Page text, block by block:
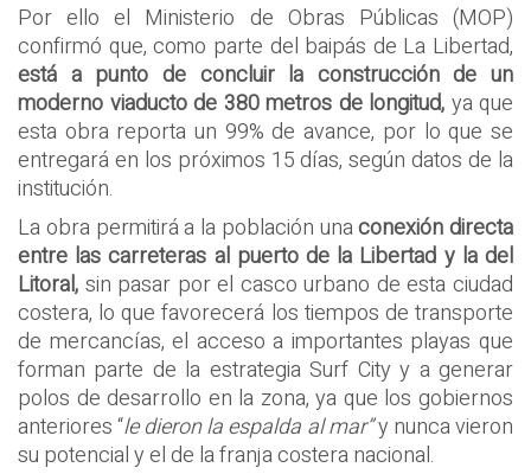
Por ello el Ministerio de Obras Públicas (MOP)
confirmó que, como parte del baipás de La Libertad,
está a punto de concluir la construcción de un
moderno viaducto de 380 metros de longitud, ya que
esta obra reporta un 99% de avance, por lo que se
entregará en los próximos 15 días, según datos de la
institución.
La obra permitirá a la población unaconexión directa
entre las carreteras al puerto de la Libertad y la del
Litoral, sin pasar por el casco urbano de esta ciudad
costera, lo que favorecerá los tiempos de transporte
de mercancías, el acceso a importantes playas que
forman parte de la estrategia Surf City y a generar
polos de desarrollo en la zona, ya que los gobiernos
anteriores “le dieron la espalda al mar”y nunca vieron
su potencial y el de la franja costera nacional.